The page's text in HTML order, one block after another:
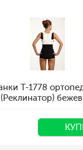
Т-1778
(Реклинатор)